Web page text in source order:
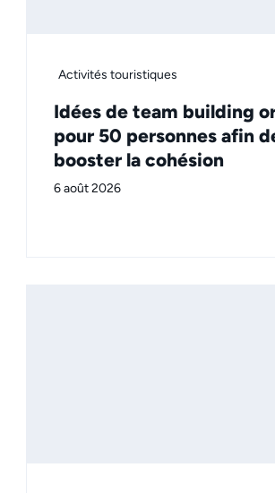
Activités touristiques
Idées de team building
pour 50 personnes afin
booster la cohésion
6 août 2026